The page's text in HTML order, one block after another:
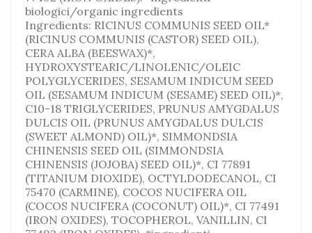
biologici/organic ingredients
Ingredients: RICINUS COMMUNIS SEED OIL*
(RICINUS COMMUNIS (CASTOR) SEED OIL),
CERA ALBA (BEESWAX)*,
HYDROXYSTEARIC/LINOLENIC/OLEIC
POLYGLYCERIDES, SESAMUM INDICUM SEED
OIL (SESAMUM INDICUM (SESAME) SEED OIL)*,
C10-18 TRIGLYCERIDES, PRUNUS AMYGDALUS
DULCIS OIL (PRUNUS AMYGDALUS DULCIS
(SWEET ALMOND) OIL)*, SIMMONDSIA
CHINENSIS SEED OIL (SIMMONDSIA
CHINENSIS (JOJOBA) SEED OIL)*, CI 77891
(TITANIUM DIOXIDE), OCTYLDODECANOL, CI
75470 (CARMINE), COCOS NUCIFERA OIL
(COCOS NUCIFERA (COCONUT) OIL)*, CI 77491
(IRON OXIDES), TOCOPHEROL, VANILLIN, CI